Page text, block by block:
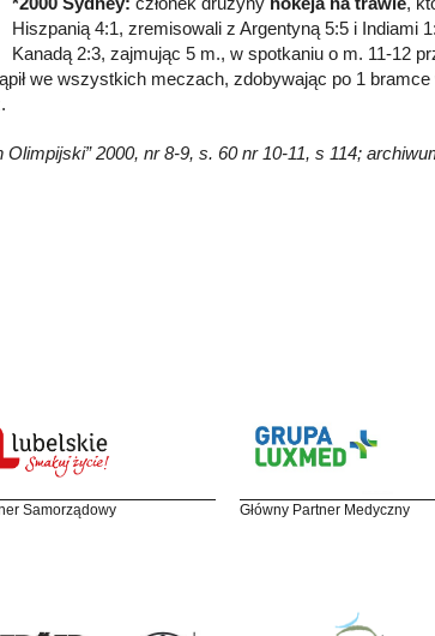
Hiszpanią 4:1, zremisowali z Argentyną 5:5 i Indiami
Kanadą 2:3, zajmując 5 m., w spotkaniu o m. 11-12
we wszystkich meczach, zdobywając po 1
2000, nr 8-9, s. 60 nr 10-11, s 114;
Samorządowy Główny Partner Medyczny